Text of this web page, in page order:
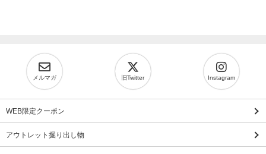
メルマガ 旧Twitter Instagram
WEB限定クーポン
アウトレット掘り出し物